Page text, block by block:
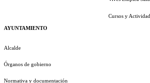
AYUNTAMIENTO
Alcalde
Órganos de gobierno
Normativa y documentación
Cursos y